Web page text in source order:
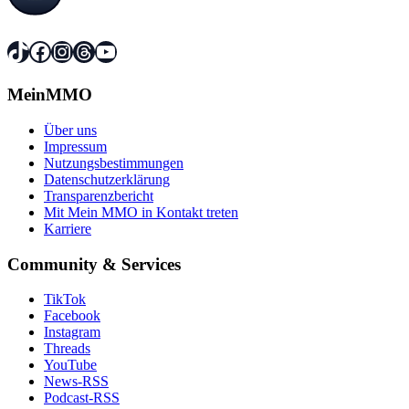
TikTok
Facebook
Instagram
Threads
YouTube
MeinMMO
Über uns
Impressum
Nutzungsbestimmungen
Datenschutzerklärung
Transparenzbericht
Mit Mein MMO in Kontakt treten
Karriere
Community & Services
TikTok
Facebook
Instagram
Threads
YouTube
News-RSS
Podcast-RSS